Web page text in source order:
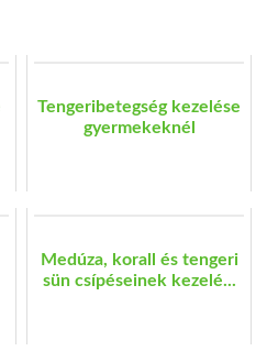
Tengeribetegség kezelése
gyermekeknél
Medúza, korall és tengeri
sün csípéseinek kezelé...